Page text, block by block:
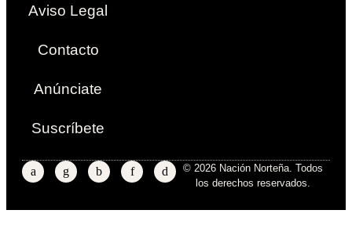
Aviso Legal
Contacto
Anúnciate
Suscríbete
© 2026 Nación Norteña. Todos
los derechos reservados.